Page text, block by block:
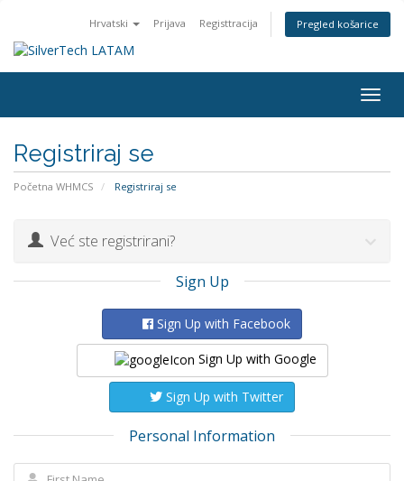
Hrvatski Prijava Registtracija Pregled košarice
Registriraj se
Početna WHMCS Registriraj se
Već ste registrirani?
Sign Up
Sign Up with Facebook
Sign Up with Google
Sign Up with Twitter
Personal Information